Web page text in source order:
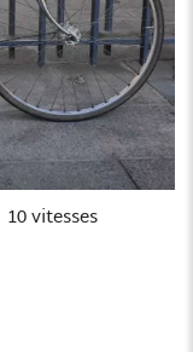
vitesses